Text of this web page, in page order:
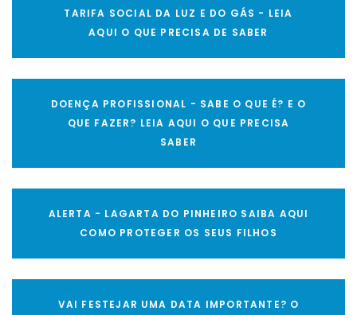
TARIFA SOCIAL DA LUZ E DO GÁS - LEIA
AQUI O QUE PRECISA DE SABER
DOENÇA PROFISSIONAL - SABE O QUE É? E O
QUE FAZER? LEIA AQUI O QUE PRECISA
SABER
ALERTA - LAGARTA DO PINHEIRO SAIBA AQUI
COMO PROTEGER OS SEUS FILHOS
VAI FESTEJAR UMA DATA IMPORTANTE? O